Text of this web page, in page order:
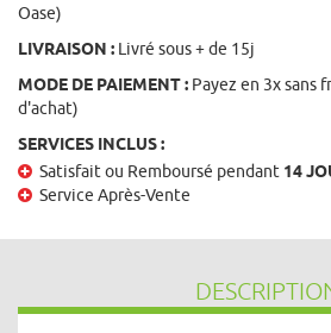
Oase)
LIVRAISON : Livré sous + de 15j
MODE DE PAIEMENT : Payez en 3x sans
d'achat)
SERVICES INCLUS :
Satisfait ou Remboursé pendant 14
Service Après-Vente